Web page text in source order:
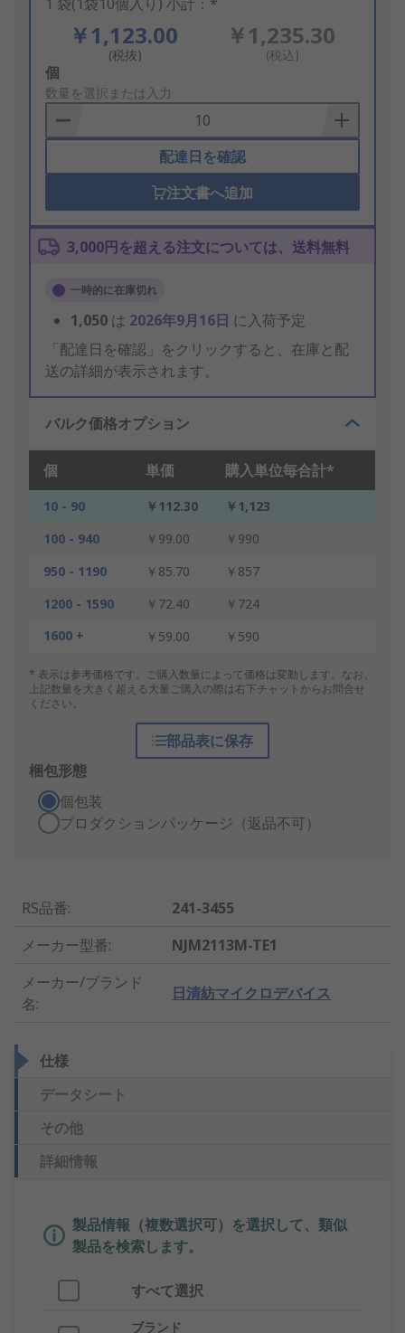
1 袋(1袋10個入り) 小計：*
￥1,123.00
(税抜)
￥1,235.30
(税込)
Add
to
Basket
個
数量を選択または入力
配達日を確認
注文書へ追加
3,000円を超える注文については、送料無料
一時的に在庫切れ
1,050 は 2026年9月16日 に入荷予定
「配達日を確認」をクリックすると、在庫と配
送の詳細が表示されます。
バルク価格オプション
個 単価 購入単位毎合計*
10 - 90 ￥112.30
￥1,123
100 - 940
￥99.00
￥990
950 - 1190
￥85.70
￥857
1200 - 1590
￥72.40
￥724
1600 +
￥59.00 ￥590
* 表示は参考価格です。ご購入数量によって価格は変動します。なお、
上記数量を大きく超える大量ご購入の際は右下チャットからお問合せ
ください。
部品表に保存
梱包形態
個包装
プロダクションパッケージ（返品不可）
RS品番:
241-3455
メーカー型番:
NJM2113M-TE1
メーカー/ブランド
名:
日清紡マイクロデバイス
仕様
データシート
その他
詳細情報
製品情報（複数選択可）を選択して、類似
製品を検索します。
すべて選択
ブランド